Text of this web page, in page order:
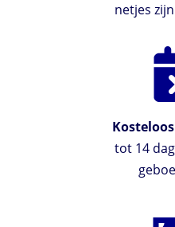
netjes
tot 14